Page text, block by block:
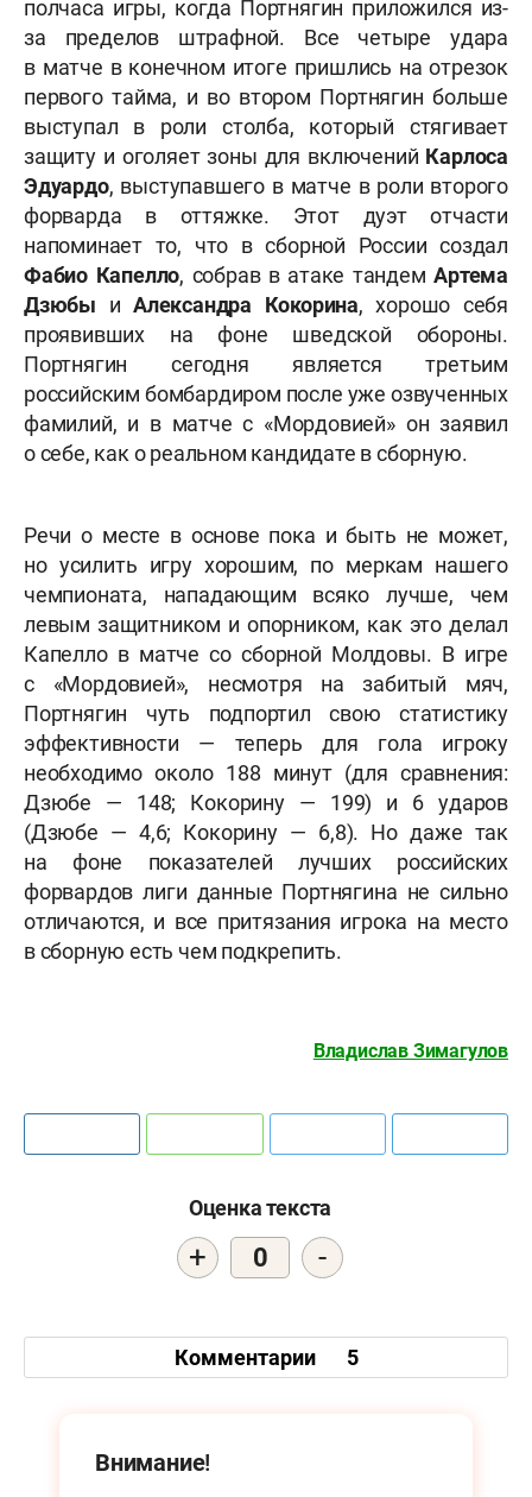
полчаса игры, когда Портнягин приложился из-
за пределов штрафной. Все четыре удара
в матче в конечном итоге пришлись на отрезок
первого тайма, и во втором Портнягин больше
выступал в роли столба, который стягивает
защиту и оголяет зоны для включений Карлоса
Эдуардо, выступавшего в матче в роли второго
форварда в оттяжке. Этот дуэт отчасти
напоминает то, что в сборной России создал
Фабио Капелло, собрав в атаке тандемАртема
Дзюбы и Александра Кокорина, хорошо себя
проявивших на фоне шведской обороны.
Портнягин сегодня является третьим
российским бомбардиром после уже озвученных
фамилий, и в матче с «Мордовией» он заявил
о себе, как о реальном кандидате в сборную.
Речи о месте в основе пока и быть не может,
но усилить игру хорошим, по меркам нашего
чемпионата, нападающим всяко лучше, чем
левым защитником и опорником, как это делал
Капелло в матче со сборной Молдовы. В игре
с «Мордовией», несмотря на забитый мяч,
Портнягин чуть подпортил свою статистику
эффективности — теперь для гола игроку
необходимо около 188 минут (для сравнения:
Дзюбе — 148; Кокорину — 199) и 6 ударов
(Дзюбе — 4,6; Кокорину — 6,8). Но даже так
на фоне показателей лучших российских
форвардов лиги данные Портнягина не сильно
отличаются, и все притязания игрока на место
в сборную есть чем подкрепить.
Владислав Зимагулов
Оценка текста
+ 0 -
Комментарии 5
Внимание!